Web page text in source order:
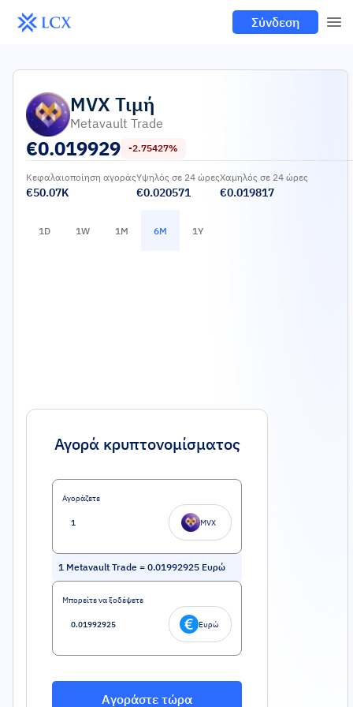
Σύνδεση
MVX Τιμή
Metavault Trade
€0.019929 -2.75427%
Κεφαλαιοποίηση αγοράς
€50.07K
Υψηλός σε 24 ώρες
€0.020571
Χαμηλός σε 24 ώρες
€0.019817
1D 1W 1M 6M 1Y
Αγορά κρυπτονομίσματος
Αγοράζετε
MVX
1 Metavault Trade = 0.01992925 Ευρώ
Μπορείτε να ξοδέψετε
Ευρώ
Αγοράστε τώρα